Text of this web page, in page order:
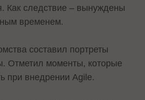
Как следствие – вынуждены
временем.
составил портреты
Отметил моменты, которые
при внедрении Agile.